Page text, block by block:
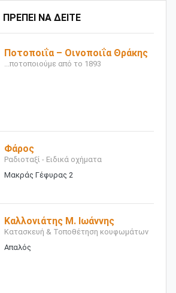
ΠΡΕΠΕΙ ΝΑ ΔΕΙΤΕ
Ποτοποιΐα – Οινοποιΐα Θράκης
...ποτοποιούμε από το 1893
Φάρος
Ραδιοταξί - Ειδικά οχήματα
Μακράς Γέφυρας 2
Καλλονιάτης Μ. Ιωάννης
Κατασκευή & Τοποθέτηση κουφωμάτων
Απαλός